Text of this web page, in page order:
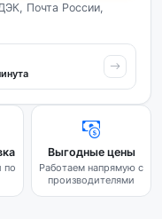
Почта России,
по
Выгодные цены
Работаем напрямую с
производителями